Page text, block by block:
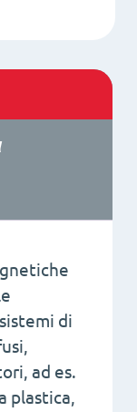
di
ad es.
plastica,